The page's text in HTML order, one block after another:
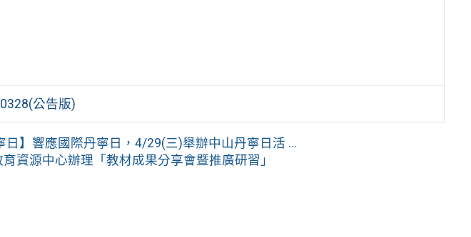
公告版)
日】響應國際丹寧日，4/29(三)舉辦中山丹寧日活 ...
資源中心辦理「教材成果分享會暨推廣研習」